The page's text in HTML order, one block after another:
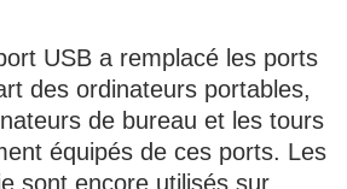
USB a remplacé les ports
des ordinateurs portables,
de bureau et les tours
équipés de ces ports. Les
sont encore utilisés sur